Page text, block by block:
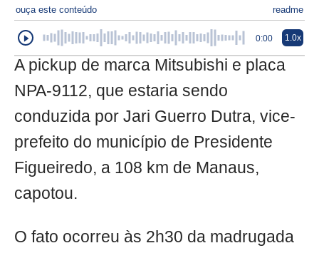
ouça este conteúdo readme
0:00 1.0x
A pickup de marca Mitsubishi e placa
NPA-9112, que estaria sendo
conduzida por Jari Guerro Dutra, vice-
prefeito do município de Presidente
Figueiredo, a 108 km de Manaus,
capotou.
O fato ocorreu às 2h30 da madrugada